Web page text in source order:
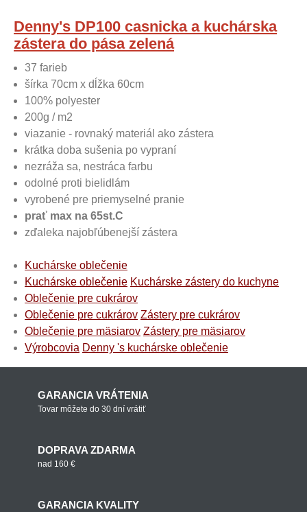
Denny's DP100 casnicka a kuchárska
zástera do pása zelená
37 farieb
šírka 70cm x dĺžka 60cm
100% polyester
200g / m2
viazanie - rovnaký materiál ako zástera
krátka doba sušenia po vypraní
nezráža sa, nestráca farbu
odolné proti bielidlám
vyrobené pre priemyselné pranie
prať max na 65st.C
zďaleka najobľúbenejší zástera
Kuchárske oblečenie
Kuchárske oblečenie Kuchárske zástery do kuchyne
Oblečenie pre cukrárov
Oblečenie pre cukrárov Zástery pre cukrárov
Oblečenie pre mäsiarov Zástery pre mäsiarov
Výrobcovia Denny 's kuchárske oblečenie
GARANCIA VRÁTENIA
Tovar môžete do 30 dní vrátiť
DOPRAVA ZDARMA
nad 160 €
GARANCIA KVALITY